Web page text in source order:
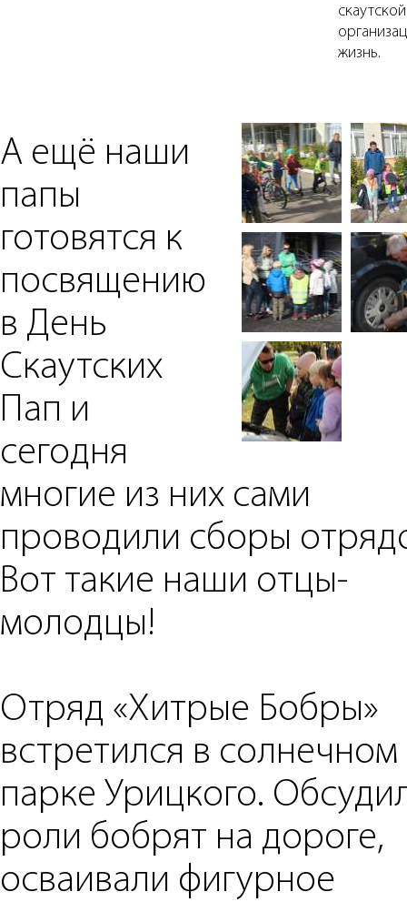
скаутской
жизнь.
А ещё наши
папы
готовятся к
посвящению
в День
Скаутских
Пап и
сегодня
многие из них сами
проводили сборы
Вот такие наши отцы-
молодцы!
Отряд «Хитрые Бобры»
встретился в солнечном
парке Урицкого.
роли бобрят на дороге,
осваивали фигурное